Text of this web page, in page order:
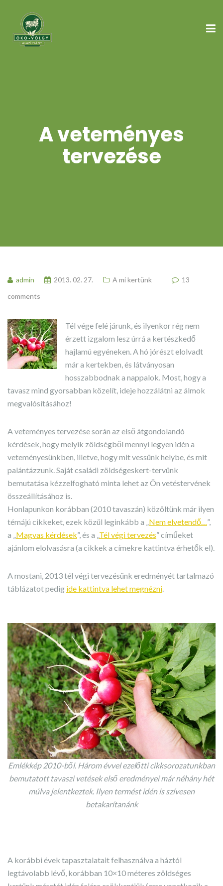
A veteményes
tervezése
admin 2013. 02. 27. A mi kertünk
13
comments
Tél vége felé járunk, és ilyenkor rég nem
érzett izgalom lesz úrrá a kertészkedő
hajlamú egyéneken. A hó jórészt elolvadt
már a kertekben, és látványosan
hosszabbodnak a nappalok. Most, hogy a
tavasz mind gyorsabban közelít, ideje hozzálátni az álmok
megvalósításához!
A veteményes tervezése során az első átgondolandó
kérdések, hogy melyik zöldségből mennyi legyen idén a
veteményesünkben, illetve, hogy mit vessünk helybe, és mit
palántázzunk. Saját családi zöldségeskert-tervünk
bemutatása kézzelfogható minta lehet az Ön vetéstervének
összeállításához is.
Honlapunkon korábban (2010 tavaszán) közöltünk már ilyen
témájú cikkeket, ezek közül leginkább a „Nem elvetendő…”,
a „Magvas kérdések”, és a „Tél végi tervezés” címűeket
ajánlom elolvasásra (a cikkek a címekre kattintva érhetők el).
A mostani, 2013 tél végi tervezésünk eredményét tartalmazó
táblázatot pedig ide kattintva lehet megnézni.
Emlékkép 2010-ből. Három évvel ezelőtti cikksorozatunkban
bemutatott tavaszi vetések első eredményei már néhány hét
múlva jelentkeztek. Ilyen termést idén is szívesen
betakarítanánk
A korábbi évek tapasztalatait felhasználva a háztól
legtávolabb lévő, korábban 10×10 méteres zöldséges